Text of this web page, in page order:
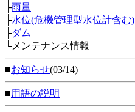
├雨量
├水位(危機管理型水位計含む)
├ダム
└メンテナンス情報
■お知らせ(03/14)
■用語の説明